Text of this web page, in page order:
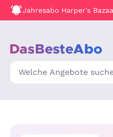
Jahresabo Harper's
Suche